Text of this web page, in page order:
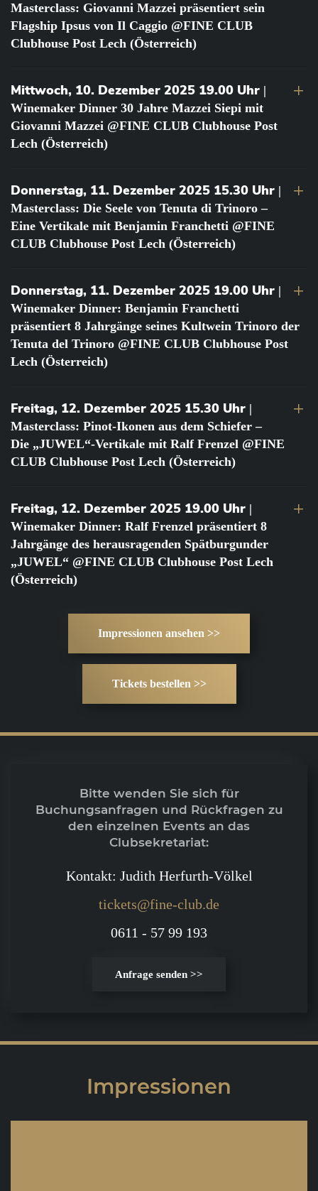
Masterclass: Giovanni Mazzei präsentiert sein
Flagship Ipsus von Il Caggio @FINE CLUB
Clubhouse Post Lech (Österreich)
Mittwoch, 10. Dezember 2025 19.00 Uhr |
Winemaker Dinner 30 Jahre Mazzei Siepi mit
Giovanni Mazzei @FINE CLUB Clubhouse Post
Lech (Österreich)
Donnerstag, 11. Dezember 2025 15.30 Uhr |
Masterclass: Die Seele von Tenuta di Trinoro –
Eine Vertikale mit Benjamin Franchetti @FINE
CLUB Clubhouse Post Lech (Österreich)
Donnerstag, 11. Dezember 2025 19.00 Uhr |
Winemaker Dinner: Benjamin Franchetti
präsentiert 8 Jahrgänge seines Kultwein Trinoro der
Tenuta del Trinoro @FINE CLUB Clubhouse Post
Lech (Österreich)
Freitag, 12. Dezember 2025 15.30 Uhr |
Masterclass: Pinot-Ikonen aus dem Schiefer –
Die „JUWEL“-Vertikale mit Ralf Frenzel @FINE
CLUB Clubhouse Post Lech (Österreich)
Freitag, 12. Dezember 2025 19.00 Uhr |
Winemaker Dinner: Ralf Frenzel präsentiert 8
Jahrgänge des herausragenden Spätburgunder
„JUWEL“ @FINE CLUB Clubhouse Post Lech
(Österreich)
Impressionen ansehen >>
Tickets bestellen >>
Bitte wenden Sie sich für
Buchungsanfragen und Rückfragen zu
den einzelnen Events an das
Clubsekretariat:
Kontakt: Judith Herfurth-Völkel
tickets@fine-club.de
0611 - 57 99 193
Anfrage senden >>
Impressionen